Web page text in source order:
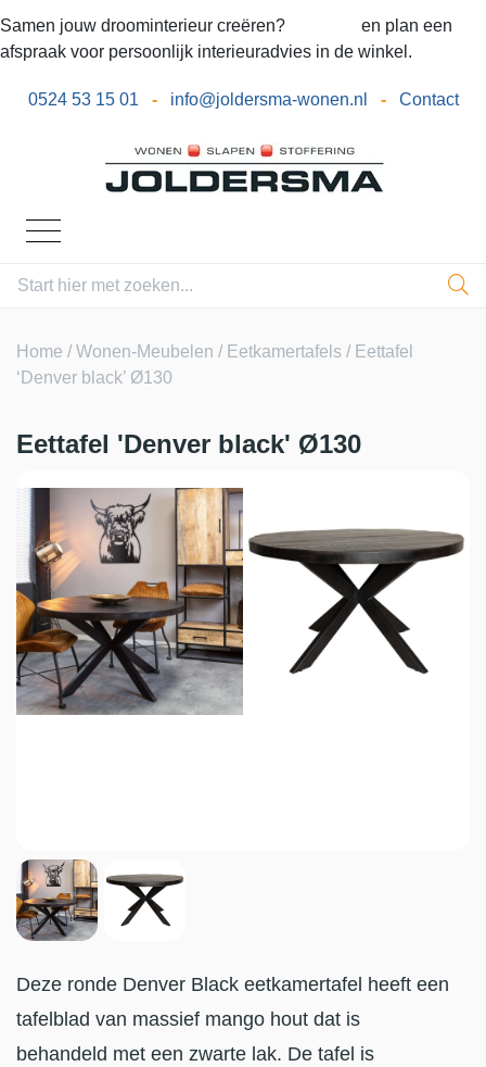
Samen jouw droominterieur creëren?
en plan een
afspraak voor persoonlijk interieuradvies in de winkel.
0524 53 15 01 - info@joldersma-wonen.nl - Contact
Home /Wonen-Meubelen / Eetkamertafels / Eettafel
‘Denver black’ Ø130
Eettafel 'Denver black' Ø130
Deze ronde Denver Black eetkamertafel heeft een
tafelblad van massief mango hout dat is
behandeld met een zwarte lak. De tafel is